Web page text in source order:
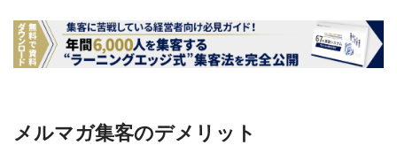
メルマガ集客のデメリット